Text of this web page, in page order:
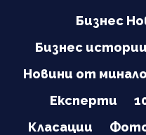
Бизнес
Бизнес истории
Новини от
Експерти
Класации